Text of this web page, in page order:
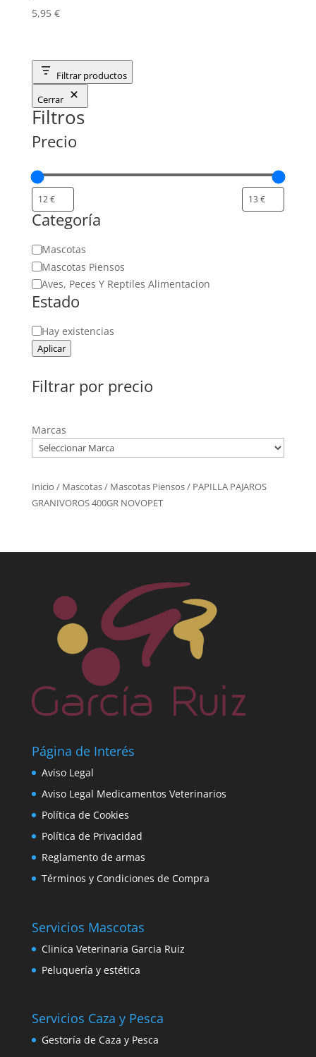
5,95 €
Filtrar productos
Cerrar
Filtros
Precio
Categoría
Categoría
Mascotas
Mascotas Piensos
Aves, Peces Y Reptiles Alimentacion
Estado
Estado
Hay existencias
Aplicar
Filtrar por precio
Marcas
Inicio / Mascotas/ Mascotas Piensos/ PAPILLA PAJAROS
GRANIVOROS 400GR NOVOPET
Página de Interés
Aviso Legal
Aviso Legal Medicamentos Veterinarios
Política de Cookies
Política de Privacidad
Reglamento de armas
Términos y Condiciones de Compra
Servicios Mascotas
Clinica Veterinaria Garcia Ruiz
Peluquería y estética
Servicios Caza y Pesca
Gestoría de Caza y Pesca